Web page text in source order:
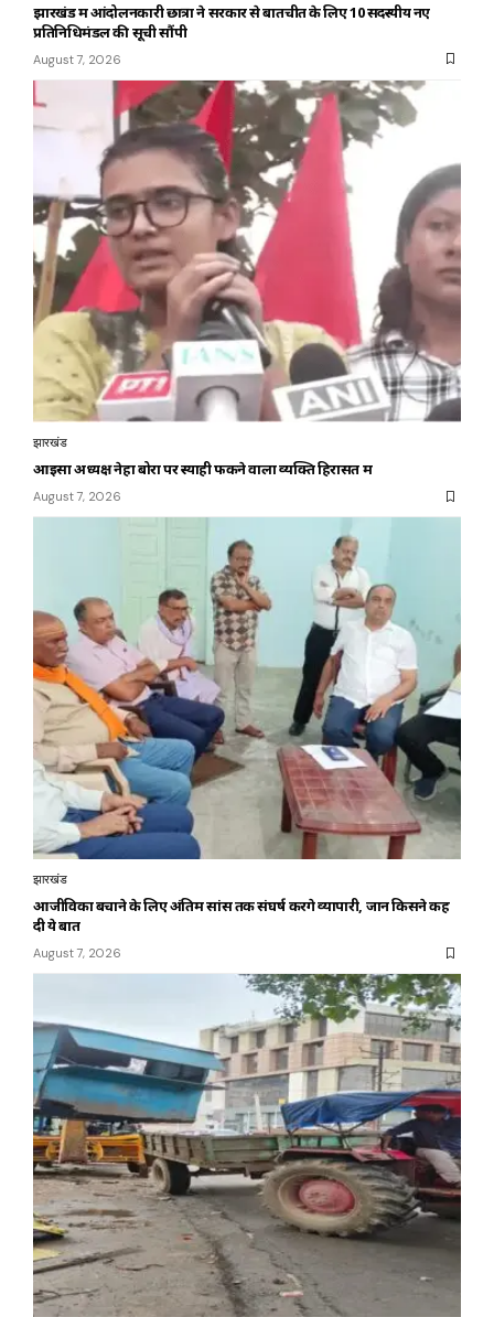
झारखंड में आंदोलनकारी छात्रों ने सरकार से बातचीत के लिए 10 सदस्यीय नए
प्रतिनिधिमंडल की सूची सौंपी
August 7, 2026
झारखंड
आइसा अध्यक्ष नेहा बोरा पर स्याही फेंकने वाला व्यक्ति हिरासत में
August 7, 2026
झारखंड
आजीविका बचाने के लिए अंतिम सांस तक संघर्ष करेंगे व्यापारी, जानें किसने कह
दी ये बात
August 7, 2026